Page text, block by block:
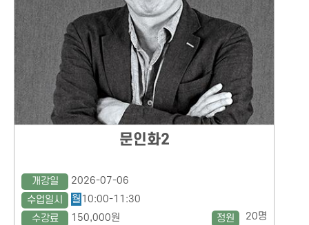
문인화2
개강일
2026-07-06
수업일시
월 10:00-11:30
수강료
150,000원 정원
20명